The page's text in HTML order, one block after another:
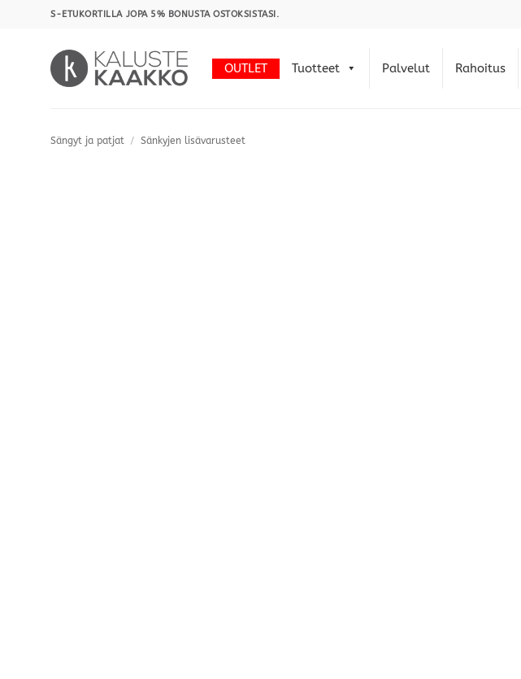
S-ETUKORTILLA JOPA 5% BONUSTA OSTOKSISTASI.
OUTLET Tuotteet Palvelut Rahoitus
Sängyt ja patjat / Sänkyjen lisävarusteet